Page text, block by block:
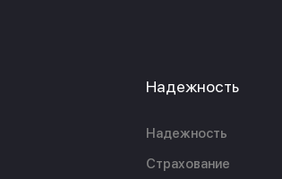
Надежность
Надежность
Страхование